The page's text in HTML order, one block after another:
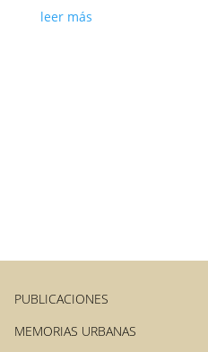
leer más
PUBLICACIONES
MEMORIAS URBANAS